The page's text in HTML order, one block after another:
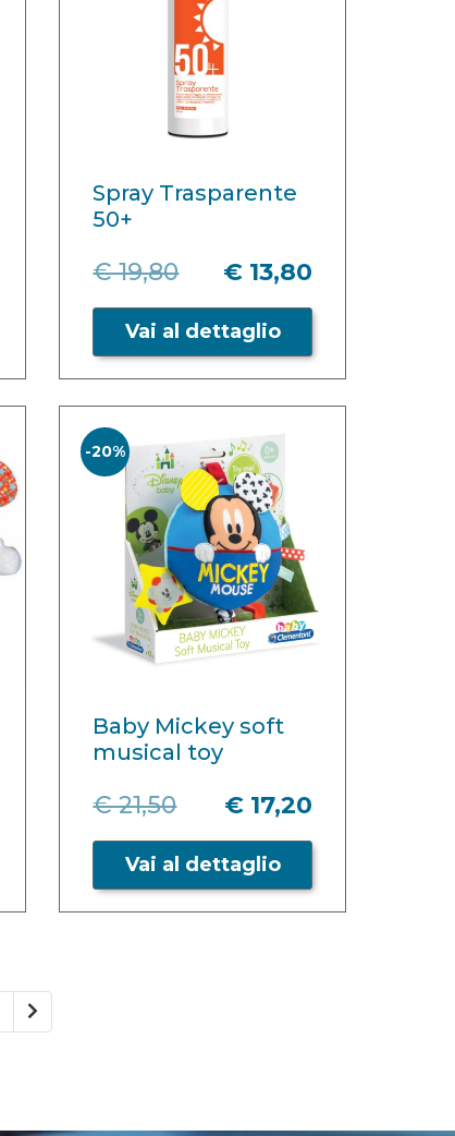
Spray Trasparente
50+
€ 19,80 € 13,80
Vai al dettaglio
-20%
Baby Mickey soft
musical toy
€ 21,50 € 17,20
Vai al dettaglio